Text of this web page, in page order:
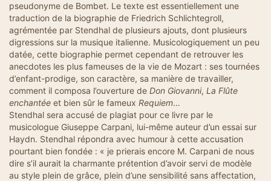
pseudonyme de Bombet. Le texte est essentiellement une
traduction de la biographie de Friedrich Schlichtegroll,
agrémentée par Stendhal de plusieurs ajouts, dont plusieurs
digressions sur la musique italienne. Musicologiquement un peu
datée, cette biographie permet cependant de retrouver les
anecdotes les plus fameuses de la vie de Mozart : ses tournées
d’enfant-prodige, son caractère, sa manière de travailler,
comment il composa l’ouverture de Don Giovanni, La Flûte
enchantée et bien sûr le fameux Requiem…
Stendhal sera accusé de plagiat pour ce livre par le
musicologue Giuseppe Carpani, lui-même auteur d’un essai sur
Haydn. Stendhal répondra avec humour à cette accusation
pourtant bien fondée : « je prierais encore M. Carpani de nous
dire s’il aurait la charmante prétention d’avoir servi de modèle
au style plein de grâce, plein d’une sensibilité sans affectation,